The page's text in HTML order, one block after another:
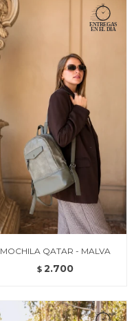
MOCHILA QATAR - MALVA
$ 2.700